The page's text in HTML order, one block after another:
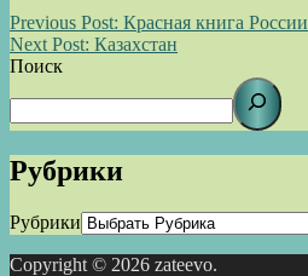
Previous Post: Красная книга России
Next Post: Казахстан
Поиск
Рубрики
Рубрики
Copyright © 2026 zateevo.